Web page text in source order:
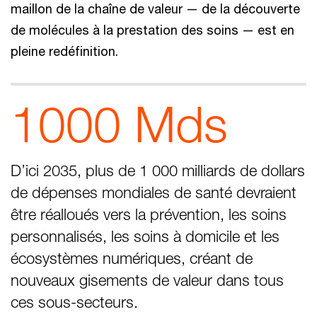
maillon de la chaîne de valeur — de la découverte
de molécules à la prestation des soins — est en
pleine redéfinition.
1000 Mds
D’ici 2035, plus de 1 000 milliards de dollars
de dépenses mondiales de santé devraient
être réalloués vers la prévention, les soins
personnalisés, les soins à domicile et les
écosystèmes numériques, créant de
nouveaux gisements de valeur dans tous
ces sous-secteurs.